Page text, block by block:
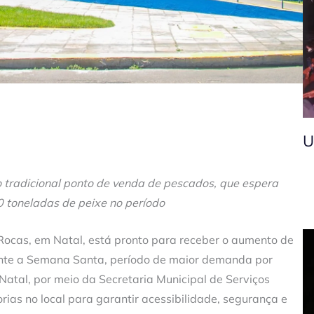
ponto de venda de pescados, que espera
toneladas de peixe no período
em Natal, está pronto para receber o aumento de
a Semana Santa, período de maior demanda por
por meio da Secretaria Municipal de Serviços
no local para garantir acessibilidade, segurança e